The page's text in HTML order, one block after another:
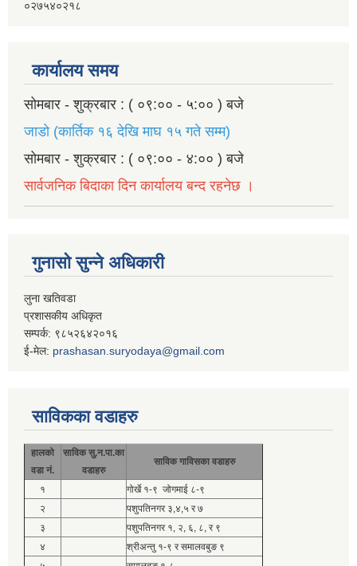
०२७५४०२१८
कार्यालय समय
सोमबार - शुक्रबार : ( ०९:०० - ५:०० ) बजे
जाडो (कार्तिक १६ देखि माघ १५ गते सम्म)
सोमबार - शुक्रबार : ( ०९:०० - ४:०० ) बजे
सार्वजनिक बिदाका दिन कार्यालय बन्द रहनेछ ।
गुनासो सुन्ने अधिकारी
लुना खतिवडा
प्रशासकीय अधिकृत
सम्पर्क: ९८५२६४२०१६
ई-मेल: prashasan.suryodaya@gmail.com
साविकका वडाहरु
हालको
वडा नं.
साविक सु.न.पा.का
वडाहरु
साविक गाविसका वडाहरु
१
गोर्खे १-९ जोगमाई ८-९
२
पशुपतिनगर ३,४,५ र ७
३
पशुपतिनगर १, २, ६, ८, र ९
४
श्रीअन्तु १-९ र समालवबुङ ९